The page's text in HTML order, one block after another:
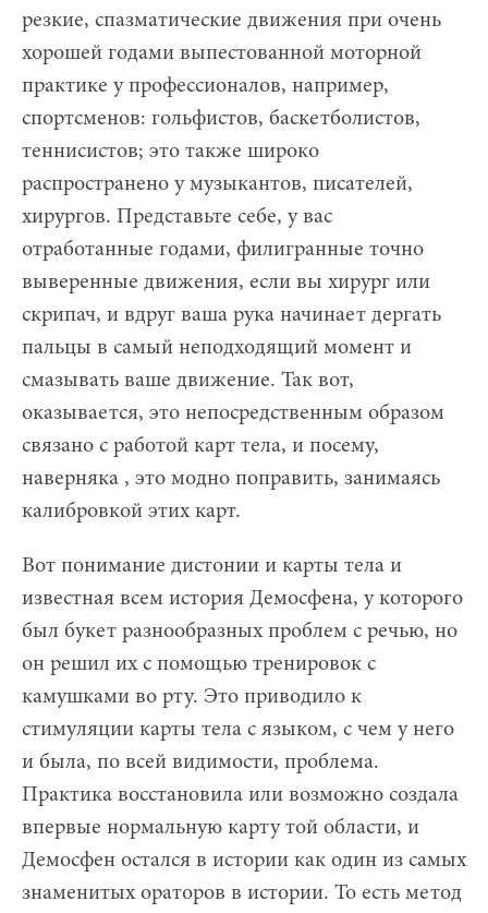
резкие, спазматические движения при очень
хорошей годами выпестованной моторной
практике у профессионалов, например,
спортсменов: гольфистов, баскетболистов,
теннисистов; это также широко
распространено у музыкантов, писателей,
хирургов. Представьте себе, у вас
отработанные годами, филигранные точно
выверенные движения, если вы хирург или
скрипач, и вдруг ваша рука начинает дергать
пальцы в самый неподходящий момент и
смазывать ваше движение. Так вот,
оказывается, это непосредственным образом
связано с работой карт тела, и посему,
наверняка , это модно поправить, занимаясь
калибровкой этих карт.
Вот понимание дистонии и карты тела и
известная всем история Демосфена, у которого
был букет разнообразных проблем с речью, но
он решил их с помощью тренировок с
камушками во рту. Это приводило к
стимуляции карты тела с языком, с чем у него
и была, по всей видимости, проблема.
Практика восстановила или возможно создала
впервые нормальную карту той области, и
Демосфен остался в истории как один из самых
знаменитых ораторов в истории. То есть метод